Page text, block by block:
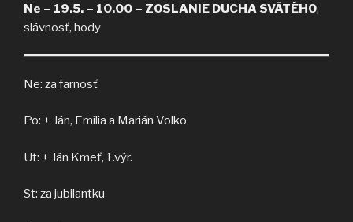
Ne – 19.5. – 10.00 – ZOSLANIE DUCHA SVÄTÉHO,
slávnosť, hody
Ne: za farnosť
Po: + Ján, Emília a Marián Volko
Ut: + Ján Kmeť, 1.výr.
St: za jubilantku